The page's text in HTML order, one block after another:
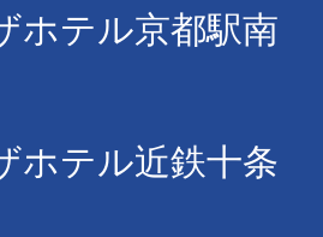
ホテル京都駅南
ホテル近鉄十条